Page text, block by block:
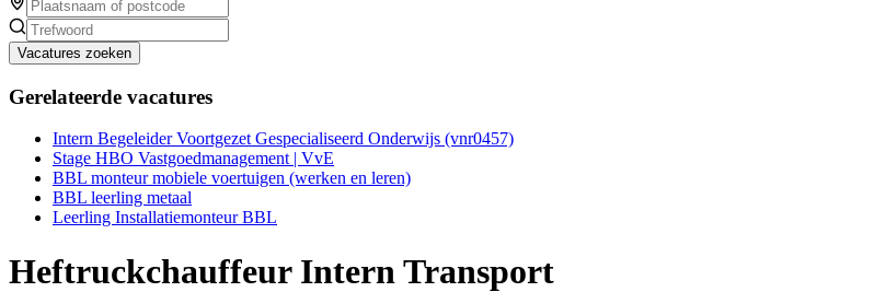
Vacatures zoeken
Gerelateerde vacatures
Intern Begeleider Voortgezet Gespecialiseerd Onderwijs (vnr0457)
Stage HBO Vastgoedmanagement | VvE
BBL monteur mobiele voertuigen (werken en leren)
BBL leerling metaal
Leerling Installatiemonteur BBL
Heftruckchauffeur Intern Transport